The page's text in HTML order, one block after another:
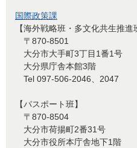
国際政策課
【海外戦略班・多文化共生推進
〒870-8501
大分市大手町3丁目1番1号
大分県庁舎本館3階
Tel 097-506-2046、2047
【パスポート班】
〒870-8504
大分市荷揚町2番31号
大分市役所本庁舎地下1階